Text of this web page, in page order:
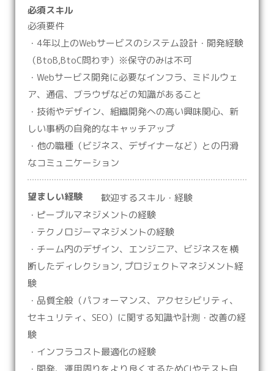
必須スキル
必須要件
・4年以上のWebサービスのシステム設計・開発経験
（BtoB,BtoC問わず）※保守のみは不可
・Webサービス開発に必要なインフラ、ミドルウェ
ア、通信、ブラウザなどの知識があること
・技術やデザイン、組織開発への高い興味関心、新
しい事柄の自発的なキャッチアップ
・他の職種（ビジネス、デザイナーなど）との円滑
なコミュニケーション
望ましい経験
歓迎するスキル・経験
・ピープルマネジメントの経験
・テクノロジーマネジメントの経験
・チーム内のデザイン、エンジニア、ビジネスを横
断したディレクション, プロジェクトマネジメント経
験
・品質全般（パフォーマンス、アクセシビリティ、
セキュリティ、SEO）に関する知識や計測・改善の経
験
・インフラコスト最適化の経験